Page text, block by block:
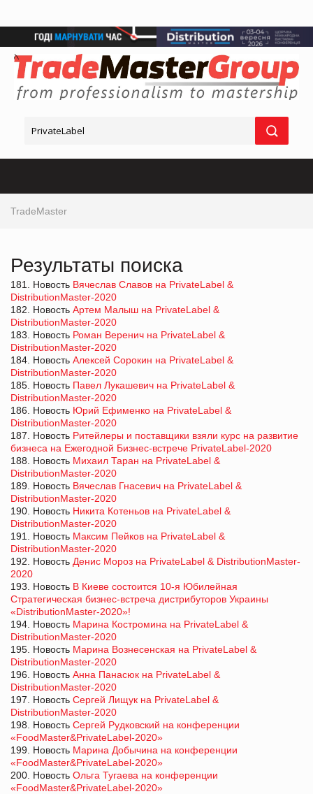
TradeMaster
Результаты поиска
181. Новость Вячеслав Славов на PrivateLabel &
DistributionMaster-2020
182. Новость Артем Малыш на PrivateLabel &
DistributionMaster-2020
183. Новость Роман Веренич на PrivateLabel &
DistributionMaster-2020
184. Новость Алексей Сорокин на PrivateLabel &
DistributionMaster-2020
185. Новость Павел Лукашевич на PrivateLabel &
DistributionMaster-2020
186. Новость Юрий Ефименко на PrivateLabel &
DistributionMaster-2020
187. Новость Ритейлеры и поставщики взяли курс на развитие
бизнеса на Ежегодной Бизнес-встрече PrivateLabel-2020
188. Новость Михаил Таран на PrivateLabel &
DistributionMaster-2020
189. Новость Вячеслав Гнасевич на PrivateLabel &
DistributionMaster-2020
190. Новость Никита Котеньов на PrivateLabel &
DistributionMaster-2020
191. Новость Максим Пейков на PrivateLabel &
DistributionMaster-2020
192. Новость Денис Мороз на PrivateLabel & DistributionMaster-
2020
193. Новость В Киеве состоится 10-я Юбилейная
Стратегическая бизнес-встреча дистрибуторов Украины
«DistributionMaster-2020»!
194. Новость Марина Костромина на PrivateLabel &
DistributionMaster-2020
195. Новость Марина Вознесенская на PrivateLabel &
DistributionMaster-2020
196. Новость Анна Панасюк на PrivateLabel &
DistributionMaster-2020
197. Новость Сергей Лищук на PrivateLabel &
DistributionMaster-2020
198. Новость Сергей Рудковский на конференции
«FoodMaster&PrivateLabel-2020»
199. Новость Марина Добычина на конференции
«FoodMaster&PrivateLabel-2020»
200. Новость Ольга Тугаева на конференции
«FoodMaster&PrivateLabel-2020»